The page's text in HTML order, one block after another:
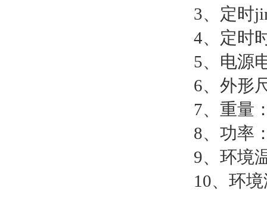
3、定时
4、定时
5、电源
6、外形
7、重量
8、功率
9、环境
10、环